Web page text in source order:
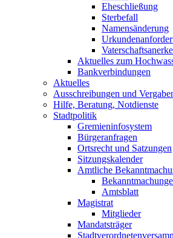
Eheschließung
Sterbefall
Namensänderung
Aktuelles zum
Bankverbindungen
Aktuelles
Ausschreibungen und
Hilfe, Beratung, Notdienste
Stadtpolitik
Gremieninfosystem
Bürgeranfragen
Ortsrecht und Satzungen
Sitzungskalender
Amtliche
Amtsblatt
Magistrat
Mitglieder
Mandatsträger